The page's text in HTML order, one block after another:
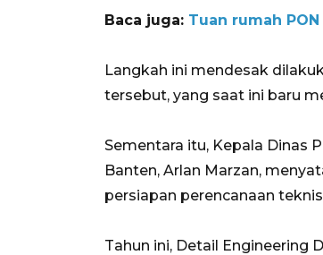
Baca juga: Tuan rumah
Langkah ini mendesak
tersebut, yang saat ini baru
Sementara itu, Kepala Dinas
Banten, Arlan Marzan,
persiapan perencanaan
Tahun ini, Detail Engineering